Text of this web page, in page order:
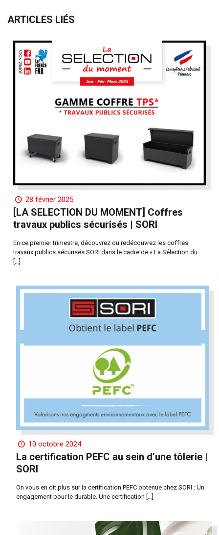
ARTICLES LIÉS
28 février 2025
[LA SELECTION DU MOMENT] Coffres
travaux publics sécurisés | SORI
En ce premier trimestre, découvrez ou redécouvrez les coffres
travaux publics sécurisés SORI dans le cadre de « La Sélection du
[…]
10 octobre 2024
La certification PEFC au sein d’une tôlerie |
SORI
On vous en dit plus sur la certification PEFC obtenue chez SORI : Un
engagement pour le durable. Une certification […]